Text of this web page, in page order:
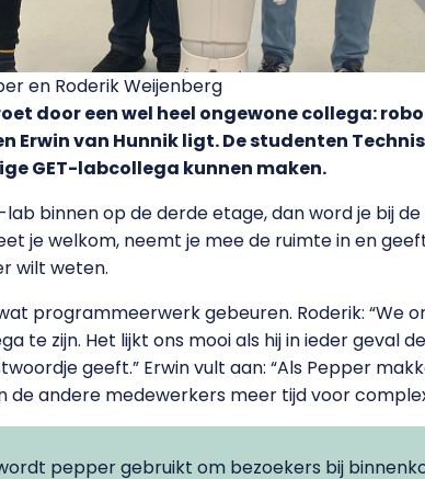
en Roderik Weijenberg
door een wel heel ongewone collega:
Erwin van Hunnik ligt. De studenten
GET-labcollega kunnen maken.
lab binnen op de derde etage, dan word je bij
je welkom, neemt je mee de ruimte in en
wilt weten.
programmeerwerk gebeuren. Roderik: “We
te zijn. Het lijkt ons mooi als hij in ieder geval
geeft.” Erwin vult aan: “Als Pepper
andere medewerkers meer tijd voor
pepper gebruikt om bezoekers bij